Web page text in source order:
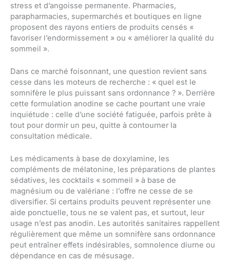
stress et d’angoisse permanente. Pharmacies,
parapharmacies, supermarchés et boutiques en ligne
proposent des rayons entiers de produits censés «
favoriser l’endormissement » ou « améliorer la qualité du
sommeil ».
Dans ce marché foisonnant, une question revient sans
cesse dans les moteurs de recherche : « quel est le
somnifère le plus puissant sans ordonnance ? ». Derrière
cette formulation anodine se cache pourtant une vraie
inquiétude : celle d’une société fatiguée, parfois prête à
tout pour dormir un peu, quitte à contourner la
consultation médicale.
Les médicaments à base de doxylamine, les
compléments de mélatonine, les préparations de plantes
sédatives, les cocktails « sommeil » à base de
magnésium ou de valériane : l’offre ne cesse de se
diversifier. Si certains produits peuvent représenter une
aide ponctuelle, tous ne se valent pas, et surtout, leur
usage n’est pas anodin. Les autorités sanitaires rappellent
régulièrement que même un somnifère sans ordonnance
peut entraîner effets indésirables, somnolence diurne ou
dépendance en cas de mésusage.